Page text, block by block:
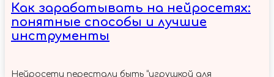
Как зарабатывать на нейросетях:
понятные способы и лучшие
инструменты
Нейросети перестали быть “игрушкой для